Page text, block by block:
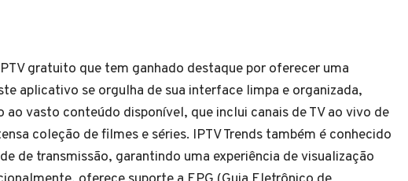
gratuito que tem ganhado destaque por oferecer uma
aplicativo se orgulha de sua interface limpa e organizada,
vasto conteúdo disponível, que inclui canais de TV ao vivo de
coleção de filmes e séries. IPTV Trends também é conhecido
de transmissão, garantindo uma experiência de visualização